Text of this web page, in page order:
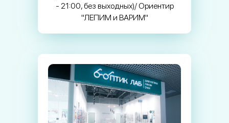
- 21:00, без выходных)/ Ориентир
"ЛЕПИМ и ВАРИМ"